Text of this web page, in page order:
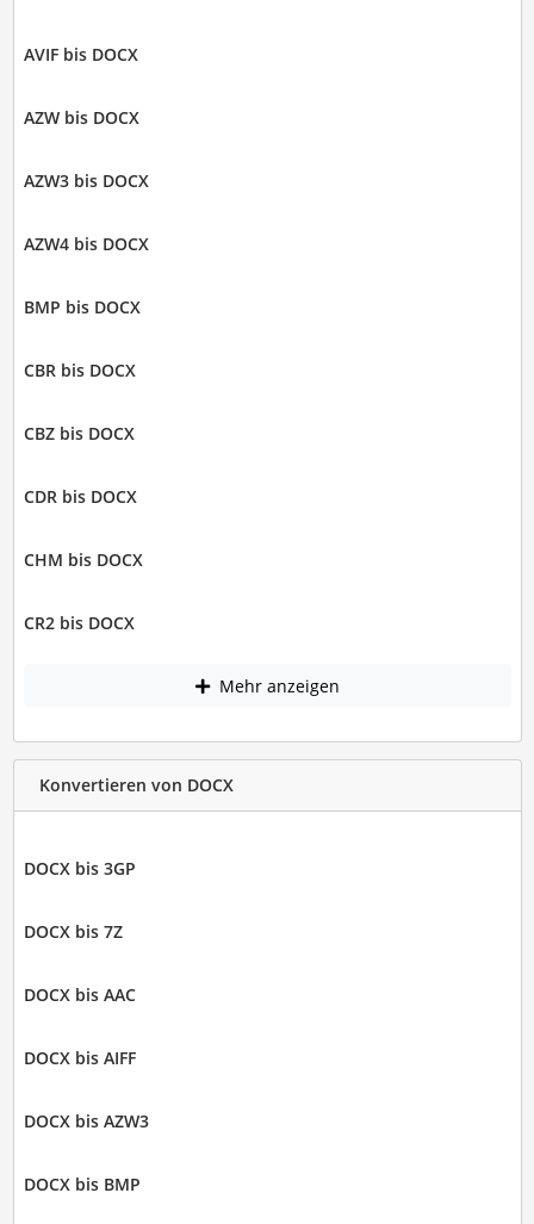
AVIF bis DOCX
AZW bis DOCX
AZW3 bis DOCX
AZW4 bis DOCX
BMP bis DOCX
CBR bis DOCX
CBZ bis DOCX
CDR bis DOCX
CHM bis DOCX
CR2 bis DOCX
Mehr anzeigen
Konvertieren von DOCX
DOCX bis 3GP
DOCX bis 7Z
DOCX bis AAC
DOCX bis AIFF
DOCX bis AZW3
DOCX bis BMP